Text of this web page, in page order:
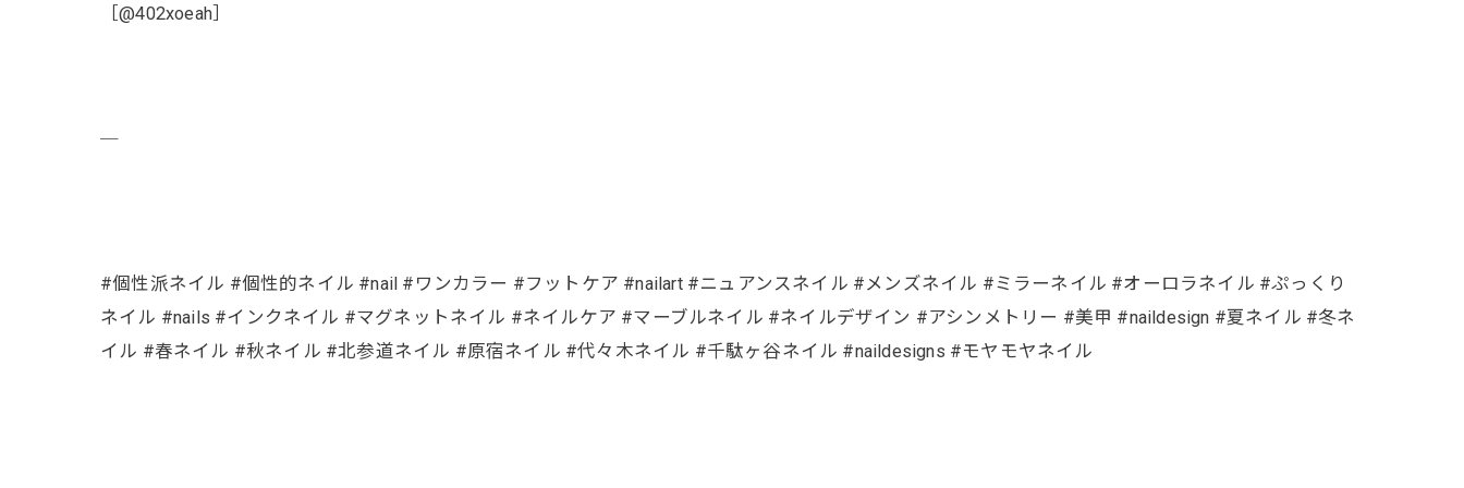
［@402xoeah］
#個性派ネイル #個性的ネイル #nail #ワンカラー #フットケア #nailart #ニュアンスネイル #メンズネイル #ミラーネイル #オーロラネイル #ぷっくり
ネイル #nails #インクネイル #マグネットネイル #ネイルケア #マーブルネイル #ネイルデザイン #アシンメトリー #美甲 #naildesign #夏ネイル #冬ネ
イル #春ネイル #秋ネイル #北参道ネイル #原宿ネイル #代々木ネイル #千駄ヶ谷ネイル #naildesigns #モヤモヤネイル